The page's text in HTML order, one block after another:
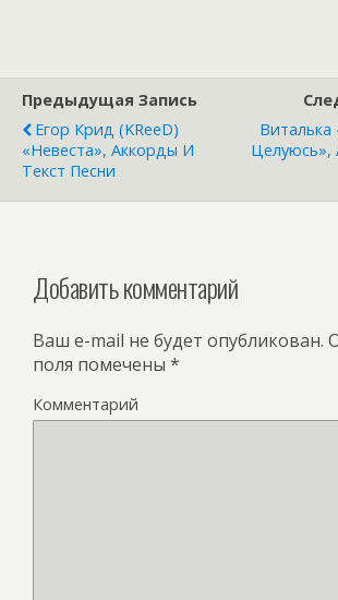
Предыдущая Запись
Егор Крид (KReeD)
«Невеста», Аккорды И
Текст Песни
Целуюсь»,
Добавить комментарий
Ваш e-mail не будет опубликован.
поля помечены *
Комментарий